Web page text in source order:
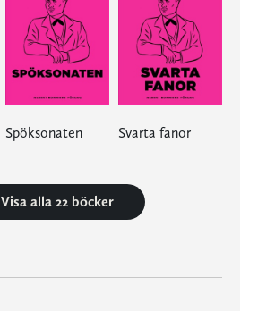
Spöksonaten Svarta fanor
Visa alla 22 böcker